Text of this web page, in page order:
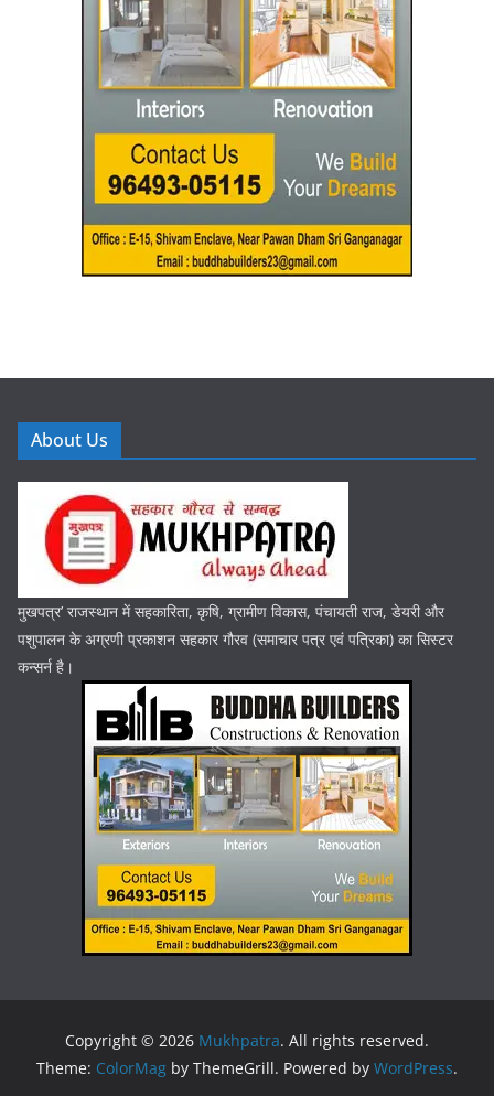
About Us
मुखपत्र’ राजस्थान में सहकारिता, कृषि, ग्रामीण विकास, पंचायती राज, डेयरी और
पशुपालन के अग्रणी प्रकाशन सहकार गौरव (समाचार पत्र एवं पत्रिका) का सिस्टर
कन्सर्न है।
Copyright © 2026 Mukhpatra. All rights reserved.
Theme: ColorMag by ThemeGrill. Powered by WordPress.